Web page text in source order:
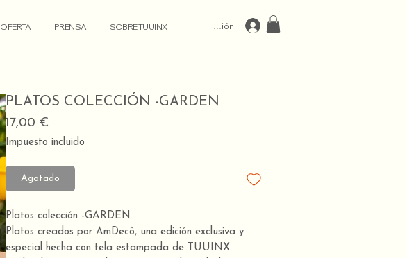
OFERTA PRENSA SOBRE TUUINX Iniciar Sesión
PLATOS COLECCIÓN -GARDEN
17,00 €
Impuesto incluido
Agotado
Platos colección -GARDEN
Platos creados por AmDecô, una edición exclusiva y
especial hecha con tela estampada de TUUINX.